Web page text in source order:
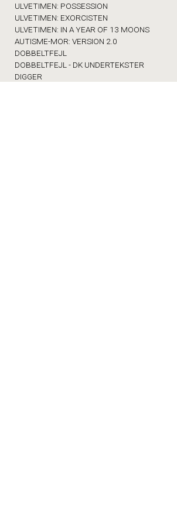
ULVETIMEN: POSSESSION
ULVETIMEN: EXORCISTEN
ULVETIMEN: IN A YEAR OF 13 MOONS
AUTISME-MOR: VERSION 2.0
DOBBELTFEJL
DOBBELTFEJL - DK UNDERTEKSTER
DIGGER